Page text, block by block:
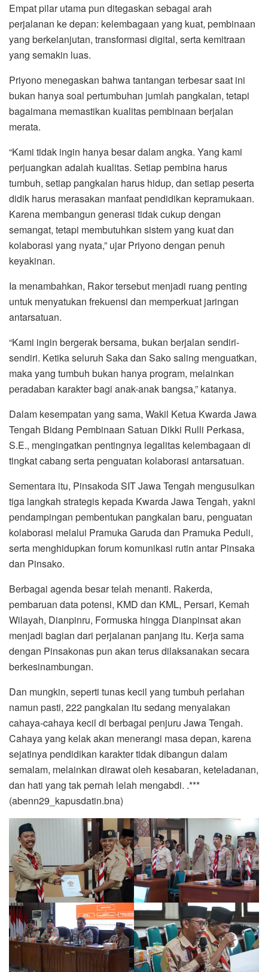
Empat pilar utama pun ditegaskan sebagai arah
perjalanan ke depan: kelembagaan yang kuat, pembinaan
yang berkelanjutan, transformasi digital, serta kemitraan
yang semakin luas.
Priyono menegaskan bahwa tantangan terbesar saat ini
bukan hanya soal pertumbuhan jumlah pangkalan, tetapi
bagaimana memastikan kualitas pembinaan berjalan
merata.
“Kami tidak ingin hanya besar dalam angka. Yang kami
perjuangkan adalah kualitas. Setiap pembina harus
tumbuh, setiap pangkalan harus hidup, dan setiap peserta
didik harus merasakan manfaat pendidikan kepramukaan.
Karena membangun generasi tidak cukup dengan
semangat, tetapi membutuhkan sistem yang kuat dan
kolaborasi yang nyata,” ujar Priyono dengan penuh
keyakinan.
Ia menambahkan, Rakor tersebut menjadi ruang penting
untuk menyatukan frekuensi dan memperkuat jaringan
antarsatuan.
“Kami ingin bergerak bersama, bukan berjalan sendiri-
sendiri. Ketika seluruh Saka dan Sako saling menguatkan,
maka yang tumbuh bukan hanya program, melainkan
peradaban karakter bagi anak-anak bangsa,” katanya.
Dalam kesempatan yang sama, Wakil Ketua Kwarda Jawa
Tengah Bidang Pembinaan Satuan Dikki Rulli Perkasa,
S.E., mengingatkan pentingnya legalitas kelembagaan di
tingkat cabang serta penguatan kolaborasi antarsatuan.
Sementara itu, Pinsakoda SIT Jawa Tengah mengusulkan
tiga langkah strategis kepada Kwarda Jawa Tengah, yakni
pendampingan pembentukan pangkalan baru, penguatan
kolaborasi melalui Pramuka Garuda dan Pramuka Peduli,
serta menghidupkan forum komunikasi rutin antar Pinsaka
dan Pinsako.
Berbagai agenda besar telah menanti. Rakerda,
pembaruan data potensi, KMD dan KML, Persari, Kemah
Wilayah, Dianpinru, Formuska hingga Dianpinsat akan
menjadi bagian dari perjalanan panjang itu. Kerja sama
dengan Pinsakonas pun akan terus dilaksanakan secara
berkesinambungan.
Dan mungkin, seperti tunas kecil yang tumbuh perlahan
namun pasti, 222 pangkalan itu sedang menyalakan
cahaya-cahaya kecil di berbagai penjuru Jawa Tengah.
Cahaya yang kelak akan menerangi masa depan, karena
sejatinya pendidikan karakter tidak dibangun dalam
semalam, melainkan dirawat oleh kesabaran, keteladanan,
dan hati yang tak pernah lelah mengabdi. .***
(abenn29_kapusdatin.bna)